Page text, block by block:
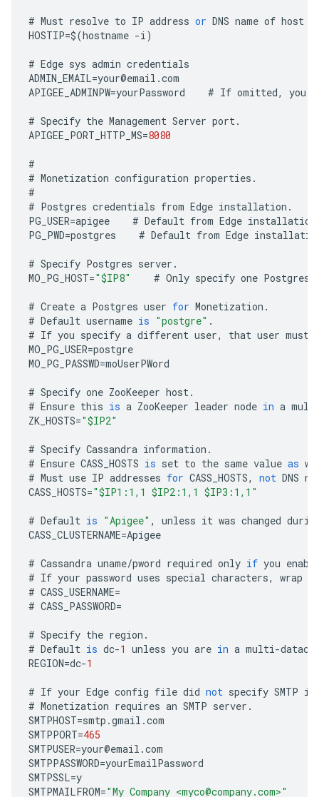
# Must resolve to IP address or DNS name of host
HOSTIP=$(hostname -i)
# Edge sys admin credentials
ADMIN_EMAIL=your@email .com
APIGEE_ADMINPW=yourPassword # If omitted, you
# Specify the Management Server port.
APIGEE_PORT_HTTP_MS=8080
#
# Monetization configuration properties .
#
# Postgres credentials from Edge installation .
PG_USER=apigee # Default from Edge installation
PG_PWD=postgres # Default from Edge
# Specify Postgres server .
MO_PG_HOST="$IP8" # Only specify one Postgres
# Create a Postgres user for Monetization .
# Default username is "postgre" .
# If you specify a different user, that user must
MO_PG_USER=postgre
MO_PG_PASSWD=moUserPWord
# Specify one ZooKeeper host.
# Ensure this is a ZooKeeper leader node in a
ZK_HOSTS="$IP2"
# Specify Cassandra information .
# Ensure CASS_HOSTS is set to the same value as
# Must use IP addresses for CASS_HOSTS, not DNS
CASS_HOSTS="$IP1:1,1 $IP2:1,1 $IP3:1,1"
# Default is "Apigee" , unless it was changed
CASS_CLUSTERNAME=Apigee
# Cassandra uname/pword required only if you
# If your password uses special characters, wrap
# CASS_USERNAME=
# CASS_PASSWORD=
# Specify the region .
# Default is dc-1 unless you are in a multi-
REGION=dc-1
# If your Edge config file did not specify SMTP
# Monetization requires an SMTP server .
SMTPHOST=smtp .gmail .com
SMTPPORT=465
SMTPUSER=your@email .com
SMTPPASSWORD=yourEmailPassword
SMTPSSL=y
SMTPMAILFROM="My Company <myco@company.com>"